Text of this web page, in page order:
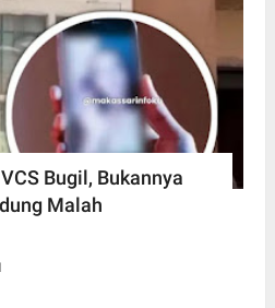
Bugil, Bukannya
Malah